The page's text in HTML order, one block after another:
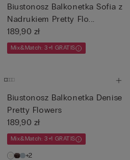
Biustonosz Balkonetka Sofia z
Nadrukiem Pretty Flo...
189,90 zł
Mix&Match: 3+1 GRATIS
Biustonosz Balkonetka Denise
Pretty Flowers
189,90 zł
Mix&Match: 3+1 GRATIS
+2